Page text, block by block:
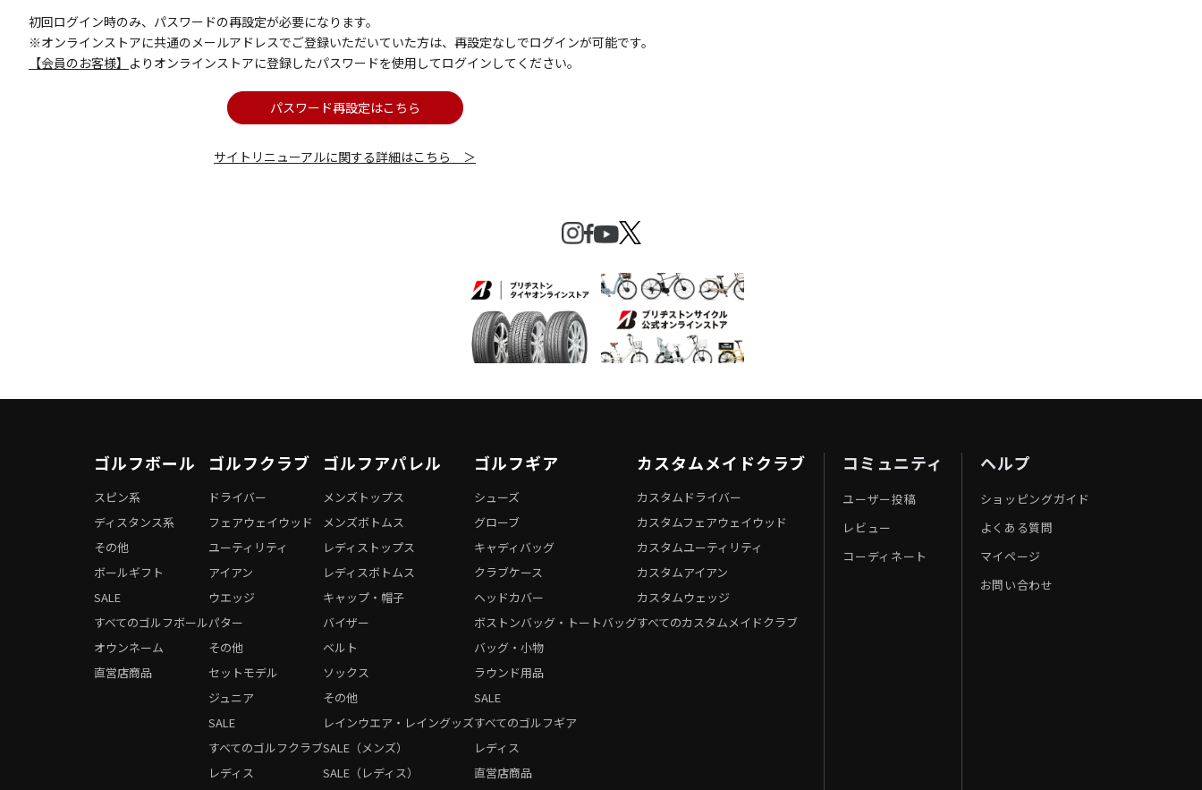
初回ログイン時のみ、パスワードの再設定が必要になります。
※オンラインストアに共通のメールアドレスでご登録いただいていた方は、再設定なしでログインが可能です。
【会員のお客様】 よりオンラインストアに登録したパスワードを使用してログインしてください。
パスワード再設定はこちら
サイトリニューアルに関する詳細はこちら ＞
ゴルフボール
オウンネーム
直営店商品
スピン系
ディスタンス系
その他
ボールギフト
SALE
すべてのゴルフボール
ゴルフクラブ
レディス
ドライバー
フェアウェイウッド
ユーティリティ
アイアン
ウエッジ
パター
その他
セットモデル
ジュニア
SALE
すべてのゴルフクラブ
ゴルフアパレル
メンズトップス
メンズボトムス
レディストップス
レディスボトムス
キャップ・帽子
バイザー
ベルト
ソックス
その他
レインウエア・レイングッズ
SALE（メンズ）
SALE（レディス）
ゴルフギア
レディス
直営店商品
シューズ
グローブ
キャディバッグ
クラブケース
ヘッドカバー
ボストンバッグ・トートバッグ
バッグ・小物
ラウンド用品
SALE
すべてのゴルフギア
カスタムメイドクラブ
カスタムドライバー
カスタムフェアウェイウッド
カスタムユーティリティ
カスタムアイアン
カスタムウェッジ
すべてのカスタムメイドクラブ
コミュニティ
ユーザー投稿
レビュー
コーディネート
ヘルプ
ショッピングガイド
よくある質問
マイページ
お問い合わせ